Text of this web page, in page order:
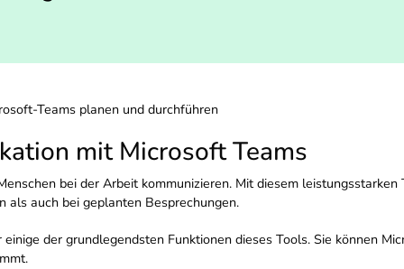
Teams planen und durchführen
mit Microsoft Teams
bei der Arbeit kommunizieren. Mit diesem
als auch bei geplanten Besprechungen.
der grundlegendsten Funktionen dieses Tools. Sie können